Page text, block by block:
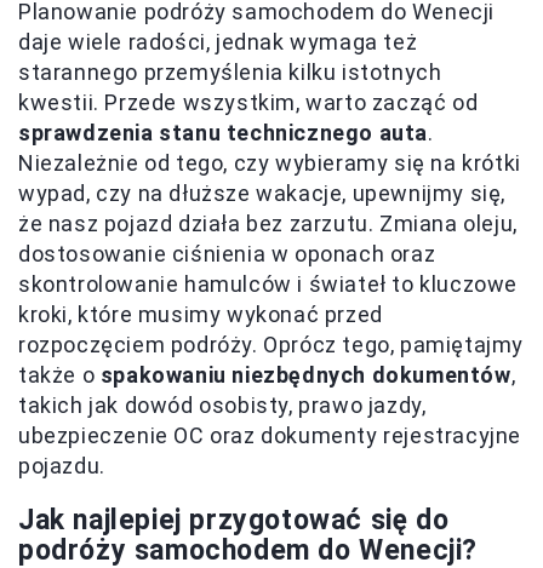
Planowanie podróży samochodem do Wenecji
daje wiele radości, jednak wymaga też
starannego przemyślenia kilku istotnych
kwestii. Przede wszystkim, warto zacząć od
sprawdzenia stanu technicznego auta.
Niezależnie od tego, czy wybieramy się na krótki
wypad, czy na dłuższe wakacje, upewnijmy się,
że nasz pojazd działa bez zarzutu. Zmiana oleju,
dostosowanie ciśnienia w oponach oraz
skontrolowanie hamulców i świateł to kluczowe
kroki, które musimy wykonać przed
rozpoczęciem podróży. Oprócz tego, pamiętajmy
także o spakowaniu niezbędnych dokumentów,
takich jak dowód osobisty, prawo jazdy,
ubezpieczenie OC oraz dokumenty rejestracyjne
pojazdu.
Jak najlepiej przygotować się do
podróży samochodem do Wenecji?